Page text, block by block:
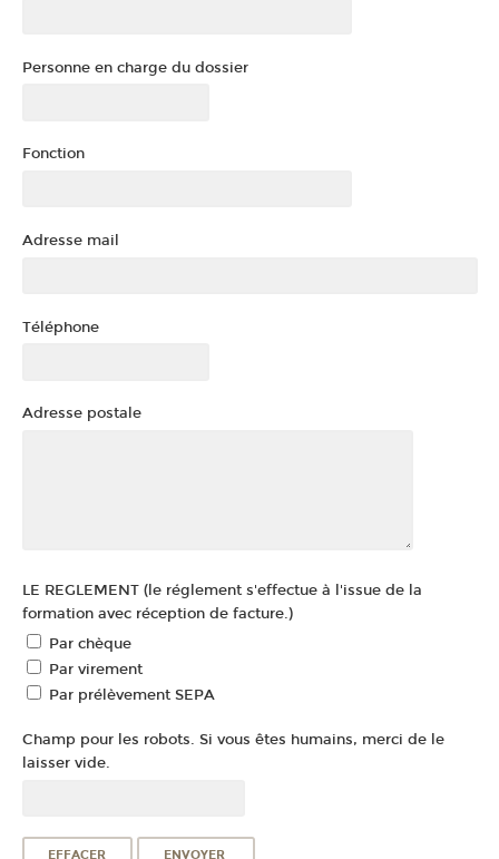
Personne en charge du dossier
Fonction
Adresse mail
Téléphone
Adresse postale
LE REGLEMENT (le réglement s'effectue à l'issue de la
formation avec réception de facture.)
Par chèque
Par virement
Par prélèvement SEPA
Champ pour les robots. Si vous êtes humains, merci de le
laisser vide.